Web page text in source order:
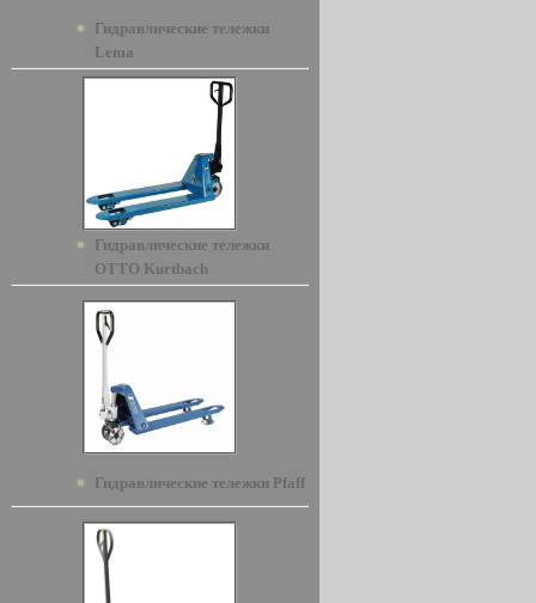
Гидравлические тележки
Lema
Гидравлические тележки
OTTO Kurtbach
Гидравлические тележки Pfaff